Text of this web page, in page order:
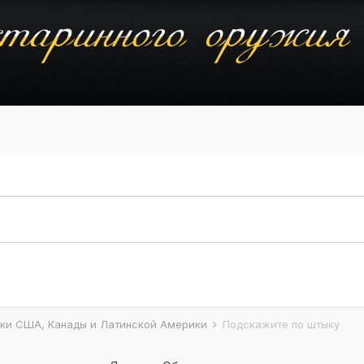
США, Канады и Латинской Америки Подскажите по штыку